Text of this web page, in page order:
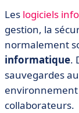
Les logiciels
gestion, la
normalement
informatique.
sauvegardes
environnement
collaborateurs.